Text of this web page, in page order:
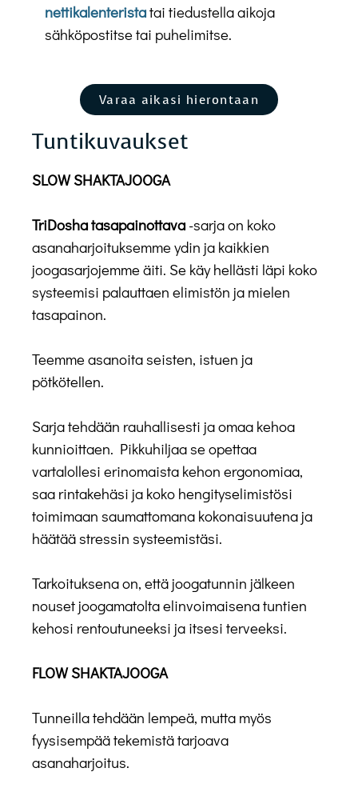
nettikalenteristatai tiedustella aikoja
sähköpostitse tai puhelimitse.
Varaa aikasi hierontaan
Tuntikuvaukset
SLOW SHAKTAJOOGA
TriDosha tasapainottava -sarja on koko
asanaharjoituksemme ydin ja kaikkien
joogasarjojemme äiti. Se käy hellästi läpi koko
systeemisi palauttaen elimistön ja mielen
tasapainon.
Teemme asanoita seisten, istuen ja
pötkötellen.
Sarja tehdään rauhallisesti ja omaa kehoa
kunnioittaen. Pikkuhiljaa se opettaa
vartalollesi erinomaista kehon ergonomiaa,
saa rintakehäsi ja koko hengityselimistösi
toimimaan saumattomana kokonaisuutena ja
häätää stressin systeemistäsi.
Tarkoituksena on, että joogatunnin jälkeen
nouset joogamatolta elinvoimaisena tuntien
kehosi rentoutuneeksi ja itsesi terveeksi.
FLOW SHAKTAJOOGA
Tunneilla tehdään lempeä, mutta myös
fyysisempää tekemistä tarjoava
asanaharjoitus.